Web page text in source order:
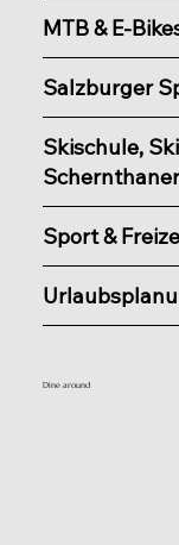
MTB & E-
Salzburger
Skischule,
Sport &
Dine around